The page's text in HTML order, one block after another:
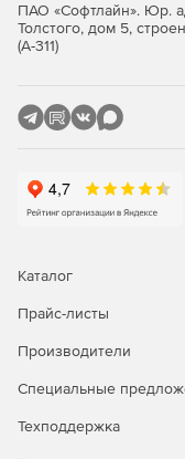
SandBox(R)) и
Эти механизмы
Silent-клиент.
время не
ПАО «Софтлайн». Юр.
Толстого, дом 5,
(А-311)
Каталог
Прайс-листы
Производители
Специальные
Техподдержка